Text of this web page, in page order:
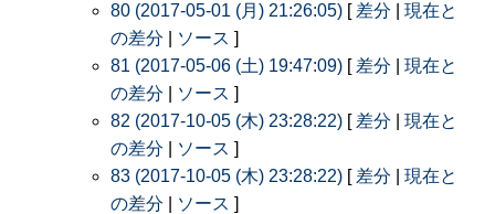
80 (2017-05-01 (月) 21:26:05) [ 差分
現在と
の差分
ソース ]
81 (2017-05-06 (土) 19:47:09) [ 差分
現在と
の差分
ソース ]
82 (2017-10-05 (木) 23:28:22) [ 差分
現在と
の差分
ソース ]
83 (2017-10-05 (木) 23:28:22) [ 差分
現在と
の差分
ソース ]